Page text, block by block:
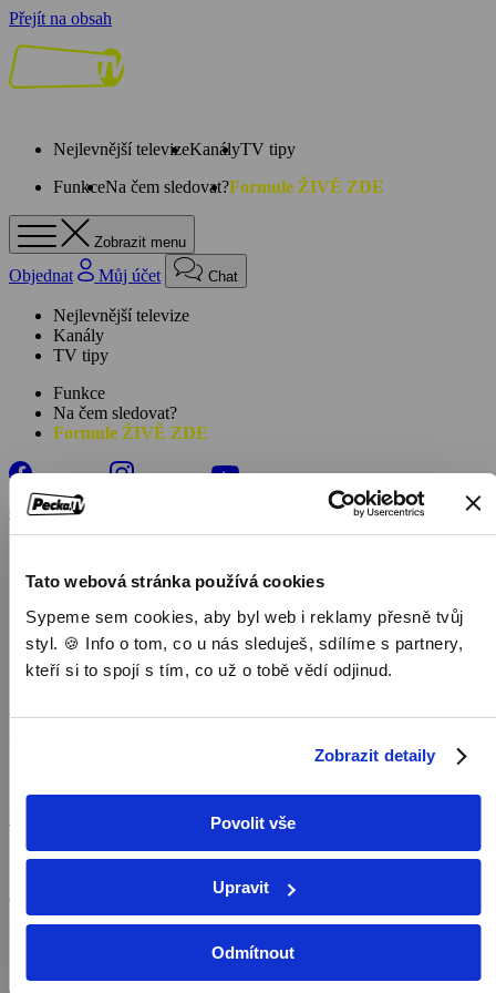
Tato webová stránka používá cookies
Sypeme sem cookies, aby byl web i reklamy přesně tvůj
styl. 🍪 Info o tom, co u nás sleduješ, sdílíme s partnery,
kteří si to spojí s tím, co už o tobě vědí odjinud.
Zobrazit detaily
Povolit vše
Upravit
Odmítnout
Přejít na obsah
Nejlevnější televizeKanályTV tipy
FunkceNa čem sledovat?Formule ŽIVĚ ZDE
Zobrazit menu
Objednat Můj účet Chat
Nejlevnější televize
Kanály
TV tipy
Funkce
Na čem sledovat?
Formule ŽIVĚ ZDE
Facebook Instagram
Youtube
Objednat
Program
/
/
Fortinet Founders Cup
Fortinet Founders Cup
Sharon Heights GCC, Menlo Park, California
Pořad aktuálně není v nabídce